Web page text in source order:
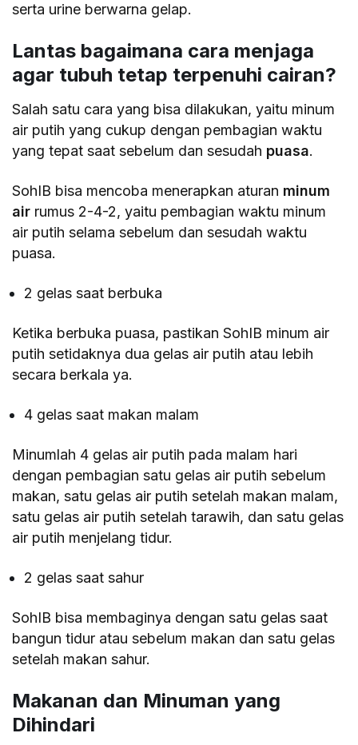
serta urine berwarna gelap.
Lantas bagaimana cara menjaga
agar tubuh tetap terpenuhi cairan?
Salah satu cara yang bisa dilakukan, yaitu minum
air putih yang cukup dengan pembagian waktu
yang tepat saat sebelum dan sesudah puasa.
SohIB bisa mencoba menerapkan aturan minum
air rumus 2-4-2, yaitu pembagian waktu minum
air putih selama sebelum dan sesudah waktu
puasa.
2 gelas saat berbuka
Ketika berbuka puasa, pastikan SohIB minum air
putih setidaknya dua gelas air putih atau lebih
secara berkala ya.
4 gelas saat makan malam
Minumlah 4 gelas air putih pada malam hari
dengan pembagian satu gelas air putih sebelum
makan, satu gelas air putih setelah makan malam,
satu gelas air putih setelah tarawih, dan satu gelas
air putih menjelang tidur.
2 gelas saat sahur
SohIB bisa membaginya dengan satu gelas saat
bangun tidur atau sebelum makan dan satu gelas
setelah makan sahur.
Makanan dan Minuman yang
Dihindari